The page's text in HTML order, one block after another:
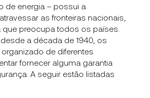
de energia – possui a
as fronteiras nacionais,
preocupa todos os países.
a década de 1940, os
de diferentes
fornecer alguma garantia
A seguir estão listadas